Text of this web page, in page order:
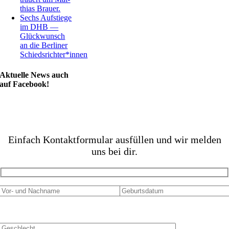
thi­as Brauer.
Sechs Auf­stie­ge
im DHB —
Glück­wunsch
an die Ber­li­ner
Schiedsrichter*innen
Aktu­el­le News auch
auf Facebook!
Ein­fach Kon­takt­for­mu­lar aus­fül­len und wir mel­den
uns bei dir.